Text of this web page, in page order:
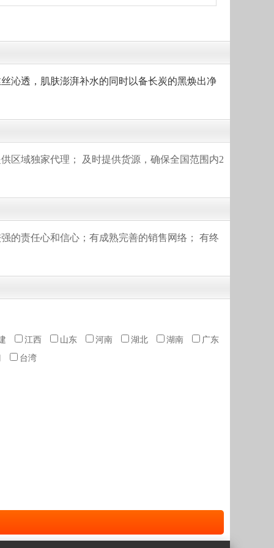
沁透，肌肤澎湃补水的同时以备长炭的黑焕出净
区域独家代理； 及时提供货源，确保全国范围内2
的责任心和信心；有成熟完善的销售网络； 有终
江西 山东 河南 湖北 湖南
广东
台湾